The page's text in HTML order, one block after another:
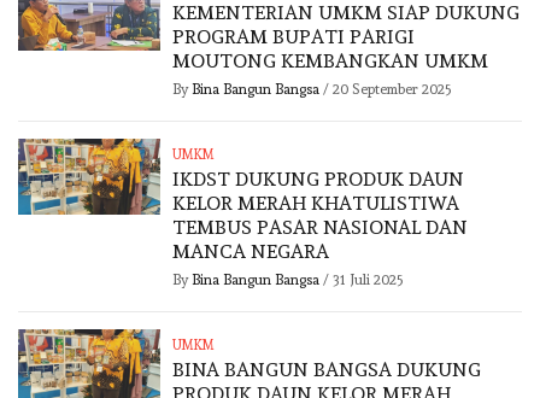
KEMENTERIAN UMKM SIAP DUKUNG
PROGRAM BUPATI PARIGI
MOUTONG KEMBANGKAN UMKM
By Bina Bangun Bangsa/ 20 September 2025
UMKM
IKDST DUKUNG PRODUK DAUN
KELOR MERAH KHATULISTIWA
TEMBUS PASAR NASIONAL DAN
MANCA NEGARA
By Bina Bangun Bangsa/ 31 Juli 2025
UMKM
BINA BANGUN BANGSA DUKUNG